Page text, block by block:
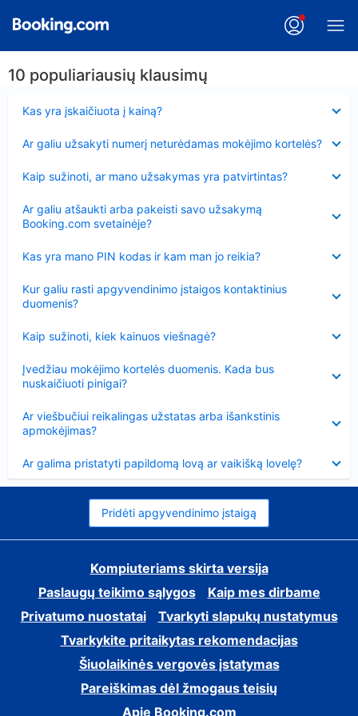
10 populiariausių klausimų
Kas yra įskaičiuota į kainą?
Ar galiu užsakyti numerį neturėdamas mokėjimo kortelės?
Kaip sužinoti, ar mano užsakymas yra patvirtintas?
Ar galiu atšaukti arba pakeisti savo užsakymą
Booking.com svetainėje?
Kas yra mano PIN kodas ir kam man jo reikia?
Kur galiu rasti apgyvendinimo įstaigos kontaktinius
duomenis?
Kaip sužinoti, kiek kainuos viešnagė?
Įvedžiau mokėjimo kortelės duomenis. Kada bus
nuskaičiuoti pinigai?
Ar viešbučiui reikalingas užstatas arba išankstinis
apmokėjimas?
Ar galima pristatyti papildomą lovą ar vaikišką lovelę?
Pridėti apgyvendinimo įstaigą
Kompiuteriams skirta versija
Paslaugų teikimo sąlygos
Kaip mes dirbame
Privatumo nuostatai
Tvarkyti slapukų nustatymus
Tvarkykite pritaikytas rekomendacijas
Šiuolaikinės vergovės įstatymas
Pareiškimas dėl žmogaus teisių
Apie Booking.com